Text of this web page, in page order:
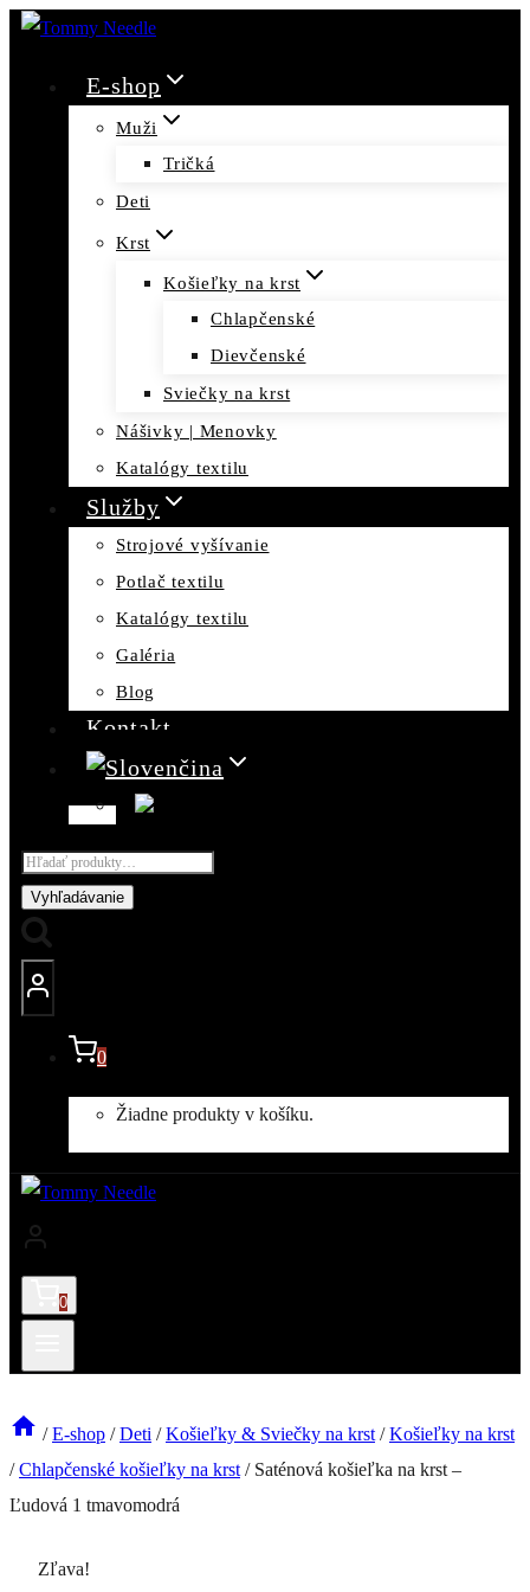
Skip
content
E-shop
Muži
Tričká
Deti
Krst
Košieľky na krst
Chlapčenské
Dievčenské
Sviečky na krst
Nášivky | Menovky
Katalógy textilu
Služby
Strojové vyšívanie
Potlač textilu
Katalógy textilu
Galéria
Blog
Kontakt
Hľadať:
Vyhľadávanie
0
Žiadne produkty v košíku.
0
/ E-shop / Deti / Košieľky & Sviečky na krst / Košieľky na krst
/ Chlapčenské košieľky na krst / Saténová košieľka na krst –
Ľudová 1 tmavomodrá
Zľava!